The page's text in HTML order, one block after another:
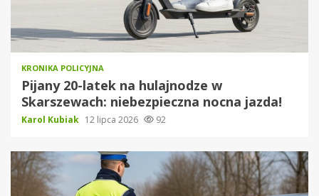
KRONIKA POLICYJNA
Pijany 20-latek na hulajnodze w
Skarszewach: niebezpieczna nocna jazda!
Karol Kubiak 12 lipca 2026 92